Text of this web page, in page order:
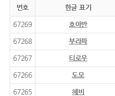
번호 한글 표기
67269 호아반
67268 부라파
67267 티로우
67266 도모
67265 헤비